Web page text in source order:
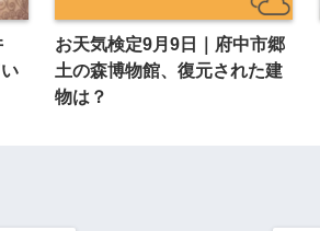
お天気検定9月9日｜府中市郷
土の森博物館、復元された建
物は？